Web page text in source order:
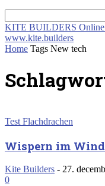
KITE BUILDERS
www.kite.builders
Home Tags New tech
Test Flachdrachen
Wispern im
Kite Builders - 27.
0